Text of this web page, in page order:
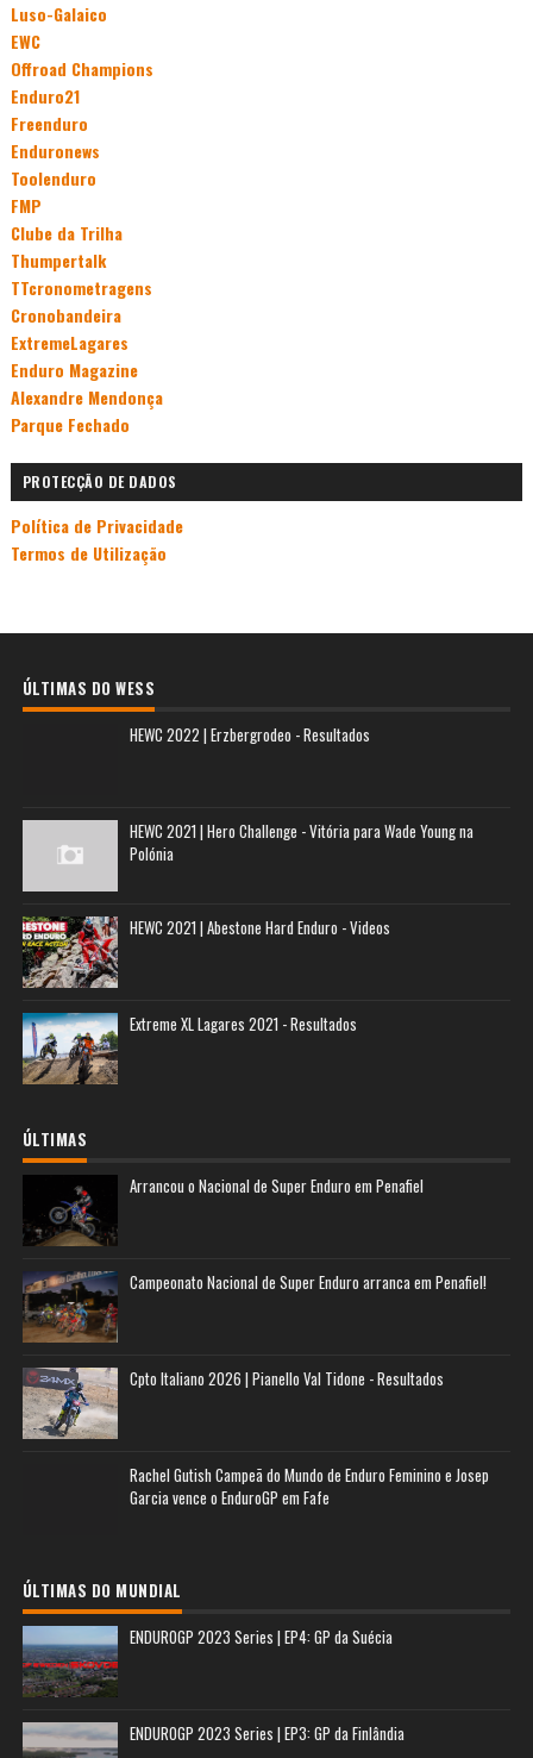
Luso-Galaico
EWC
Offroad Champions
Enduro21
Freenduro
Enduronews
Toolenduro
FMP
Clube da Trilha
Thumpertalk
TTcronometragens
Cronobandeira
ExtremeLagares
Enduro Magazine
Alexandre Mendonça
Parque Fechado
PROTECÇÃO DE DADOS
Política de Privacidade
Termos de Utilização
ÚLTIMAS DO WESS
HEWC 2022 | Erzbergrodeo - Resultados
HEWC 2021 | Hero Challenge - Vitória para Wade Young na
Polónia
HEWC 2021 | Abestone Hard Enduro - Videos
Extreme XL Lagares 2021 - Resultados
ÚLTIMAS
Arrancou o Nacional de Super Enduro em Penafiel
Campeonato Nacional de Super Enduro arranca em Penafiel!
Cpto Italiano 2026 | Pianello Val Tidone - Resultados
Rachel Gutish Campeã do Mundo de Enduro Feminino e Josep
Garcia vence o EnduroGP em Fafe
ÚLTIMAS DO MUNDIAL
ENDUROGP 2023 Series | EP4: GP da Suécia
ENDUROGP 2023 Series | EP3: GP da Finlândia